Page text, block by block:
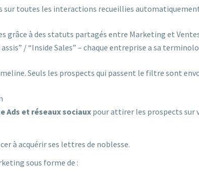
sur toutes les interactions recueillies
grâce à des statuts partagés entre Marketing et
/ “Inside Sales” – chaque entreprise a sa
Seuls les prospects qui passent le filtre sont
Ads et réseaux sociaux pour attirer les prospects sur
à acquérir ses lettres de noblesse.
sous forme de :